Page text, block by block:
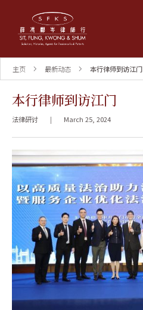
主页 最新动态 本行律师到访江门
本行律师到访江门
法律研讨 | March 25, 2024